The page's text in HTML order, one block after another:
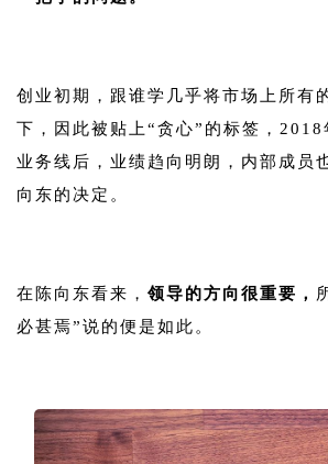
创业初期，跟谁学几乎将市场上所有
下，因此被贴上“贪心”的标签，2018
业务线后，业绩趋向明朗，内部成员
向东的决定。
在陈向东看来， 领导的方向很重要，
必甚焉”说的便是如此。